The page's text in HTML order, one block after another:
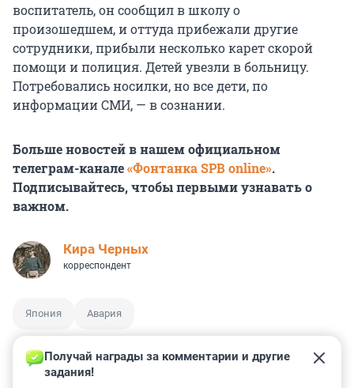
воспитатель, он сообщил в школу о
произошедшем, и оттуда прибежали другие
сотрудники, прибыли несколько карет скорой
помощи и полиция. Детей увезли в больницу.
Потребовались носилки, но все дети, по
информации СМИ, — в сознании.
Больше новостей в нашем официальном
телеграм-канале«Фонтанка SPB online».
Подписывайтесь, чтобы первыми узнавать о
важном.
Кира Черных
корреспондент
Япония Авария
Получай награды за комментарии и другие
задания!